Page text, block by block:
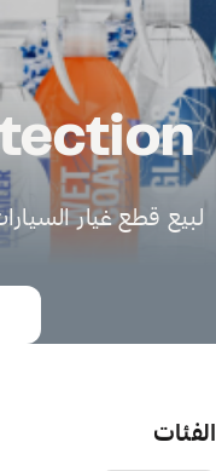
لبيع قطع غيار
الفئات